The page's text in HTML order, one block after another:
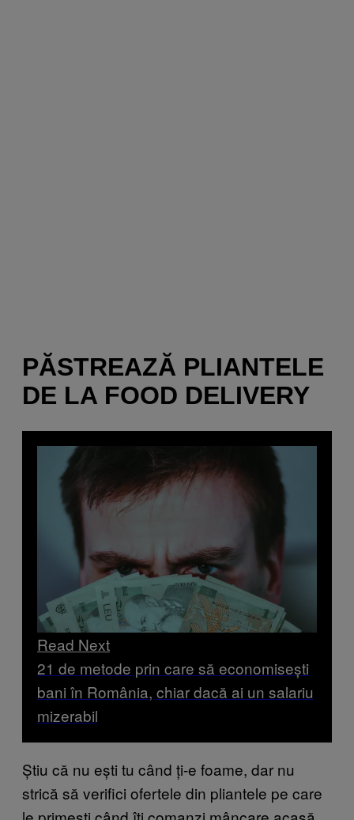
PĂSTREAZĂ PLIANTELE
DE LA FOOD DELIVERY
Read Next
21 de metode prin care să economisești
bani în România, chiar dacă ai un salariu
mizerabil
Știu că nu ești tu când ți-e foame, dar nu
strică să verifici ofertele din pliantele pe care